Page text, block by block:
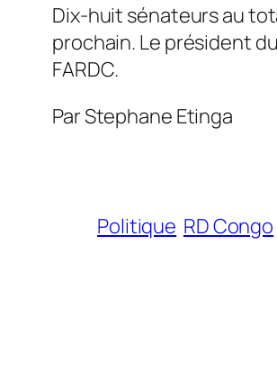
Dix-huit sénateurs au
prochain. Le président
FARDC.
Par Stephane Etinga
Politique RD Congo